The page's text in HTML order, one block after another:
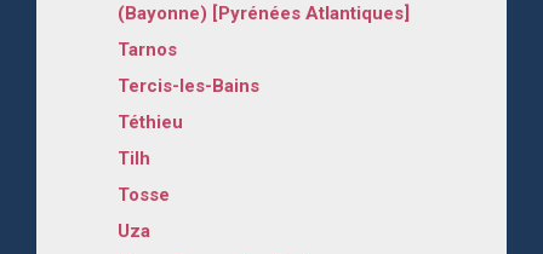
(Bayonne) [Pyrénées Atlantiques]
Tarnos
Tercis-les-Bains
Téthieu
Tilh
Tosse
Uza